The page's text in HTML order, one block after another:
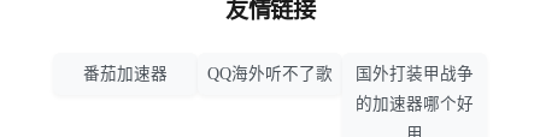
友情链接
番茄加速器 QQ海外听不了歌
国外打装甲战争
的加速器哪个好